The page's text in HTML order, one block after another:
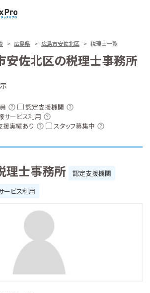
広島県 広島市安佐北区 税理士一覧
安佐北区の税理士事務所
認定支援機関
サービス利用
実績あり
スタッフ募集中
理士事務所
認定支援機関
ービス利用